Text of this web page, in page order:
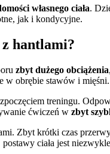
własnego ciała.
jak i kondycyjne.
z hantlami?
zbyt dużego obciążenia
w obrębie stawów i mięśni.
treningu.
ćwiczeń w zbyt
Zbyt krótki czas
ciała jest